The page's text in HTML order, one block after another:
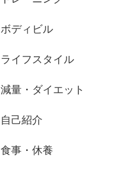
ボディビル
ライフスタイル
減量・ダイエット
自己紹介
食事・休養